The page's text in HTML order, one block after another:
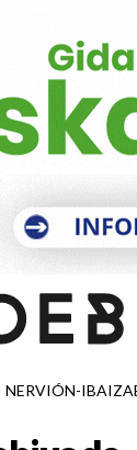
NERVIÓN-